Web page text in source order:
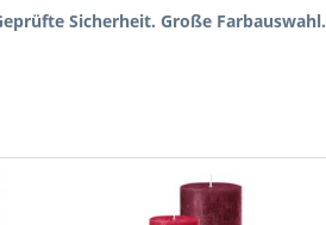
Sicherheit. Große Farbauswahl.